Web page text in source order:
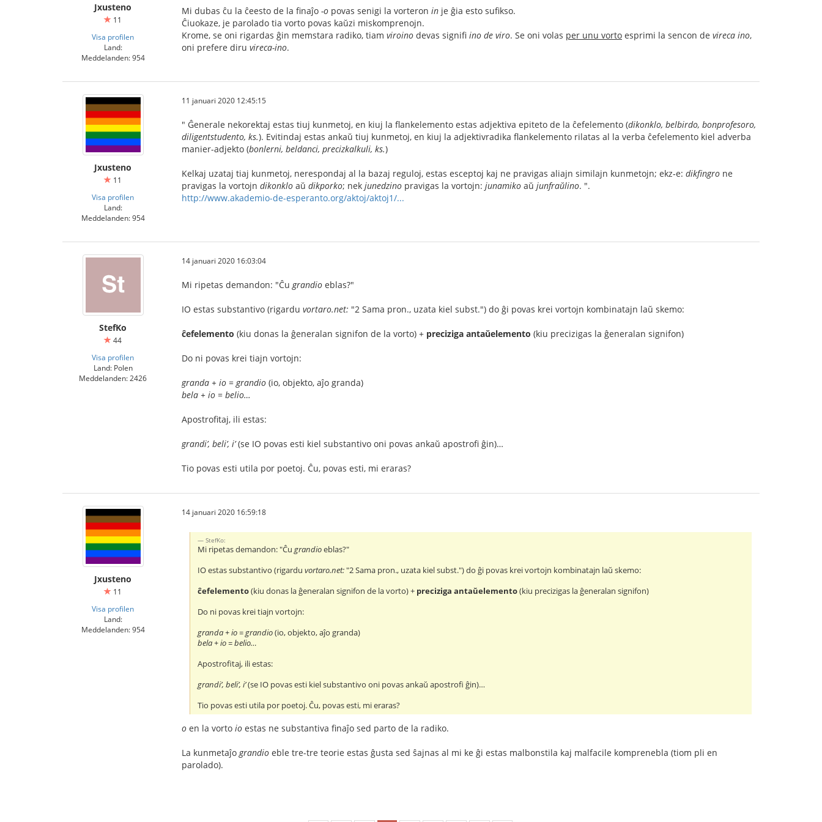
Jxusteno
11
Visa profilen
Land:
Meddelanden: 954
Mi dubas ĉu la ĉeesto de la finaĵo -o povas senigi la vorteron in je ĝia esto sufikso.
Ĉiuokaze, je parolado tia vorto povas kaŭzi miskomprenojn.
Krome, se oni rigardas ĝin memstara radiko, tiam viroino devas signifi ino de viro. Se oni volas per unu vorto esprimi la sencon de vireca ino,
oni prefere diru vireca-ino.
Jxusteno
11
Visa profilen
Land:
Meddelanden: 954
11 januari 2020 12:45:15
" Ĝenerale nekorektaj estas tiuj kunmetoj, en kiuj la flankelemento estas adjektiva epiteto de la ĉefelemento (dikonklo, belbirdo, bonprofesoro,
diligentstudento, ks.). Evitindaj estas ankaŭ tiuj kunmetoj, en kiuj la adjektivradika flankelemento rilatas al la verba ĉefelemento kiel adverba
manier-adjekto (bonlerni, beldanci, precizkalkuli, ks.)
Kelkaj uzataj tiaj kunmetoj, nerespondaj al la bazaj reguloj, estas esceptoj kaj ne pravigas aliajn similajn kunmetojn; ekz‑e: dikfingro ne
pravigas la vortojn dikonklo aŭ dikporko; nek junedzino pravigas la vortojn: junamiko aŭ junfraŭlino. ".
http://www.akademio-de-esperanto.org/aktoj/aktoj1/...
StefKo
44
Visa profilen
Land: Polen
Meddelanden: 2426
14 januari 2020 16:03:04
Mi ripetas demandon: "Ĉugrandio eblas?"
IO estas substantivo (rigardu vortaro.net: "2 Sama pron., uzata kiel subst.") do ĝi povas krei vortojn kombinatajn laŭ skemo:
ĉefelemento (kiu donas la ĝeneralan signifon de la vorto) + preciziga antaŭelemento (kiu precizigas la ĝeneralan signifon)
Do ni povas krei tiajn vortojn:
granda + io = grandio (io, objekto, aĵo granda)
bela + io = belio…
Apostrofitaj, ili estas:
grandi’, beli’, i’(se IO povas esti kiel substantivo oni povas ankaŭ apostrofi ĝin)…
Tio povas esti utila por poetoj. Ĉu, povas esti, mi eraras?
Jxusteno
11
Visa profilen
Land:
Meddelanden: 954
14 januari 2020 16:59:18
StefKo:
Mi ripetas demandon: "Ĉugrandioeblas?"
IO estas substantivo (rigarduvortaro.net:"2 Sama pron., uzata kiel subst.") do ĝi povas krei vortojn kombinatajn laŭ skemo:
ĉefelemento(kiu donas la ĝeneralan signifon de la vorto) + preciziga antaŭelemento(kiu precizigas la ĝeneralan signifon)
Do ni povas krei tiajn vortojn:
granda + io = grandio(io, objekto, aĵo granda)
bela + io = belio…
Apostrofitaj, ili estas:
grandi’, beli’, i’(se IO povas esti kiel substantivo oni povas ankaŭ apostrofi ĝin)…
Tio povas esti utila por poetoj. Ĉu, povas esti, mi eraras?
o en la vorto io estas ne substantiva finaĵo sed parto de la radiko.
La kunmetaĵo grandio eble tre-tre teorie estas ĝusta sed ŝajnas al mi ke ĝi estas malbonstila kaj malfacile komprenebla (tiom pli en
parolado).